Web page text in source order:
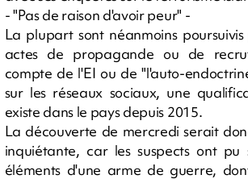
- "Pas de raison d'avoir peur" -
La plupart sont néanmoins
actes de propagande ou de
compte de l'EI ou de "l'auto-
sur les réseaux sociaux, une
existe dans le pays depuis 2015.
La découverte de mercredi serait
inquiétante, car les suspects ont pu
éléments d'une arme de guerre,